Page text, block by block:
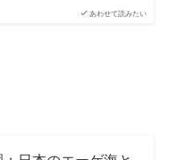
あわせて読みたい